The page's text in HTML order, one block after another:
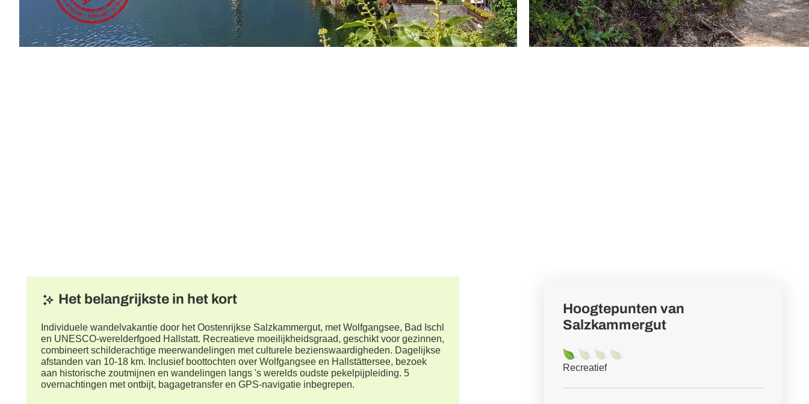
Het belangrijkste in het kort
Individuele wandelvakantie door het Oostenrijkse Salzkammergut, met Wolfgangsee, Bad Ischl
en UNESCO-werelderfgoed Hallstatt. Recreatieve moeilijkheidsgraad, geschikt voor gezinnen,
combineert schilderachtige meerwandelingen met culturele bezienswaardigheden. Dagelijkse
afstanden van 10-18 km. Inclusief boottochten over Wolfgangsee en Hallstättersee, bezoek
aan historische zoutmijnen en wandelingen langs 's werelds oudste pekelpijpleiding. 5
overnachtingen met ontbijt, bagagetransfer en GPS-navigatie inbegrepen.
Hoogtepunten van
Salzkammergut
Recreatief